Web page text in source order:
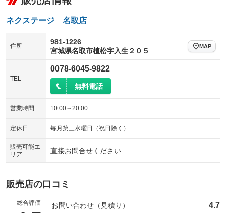
ネクステージ 名取店
住所
981-1226
宮城県名取市植松字入生２０５
MAP
TEL
0078-6045-9822
無料電話
営業時間 10:00～20:00
定休日 毎月第三水曜日（祝日除く）
販売可能エ
リア
直接お問合せください
販売店の口コミ
総合評価 お問い合わせ（見積り） 4.7